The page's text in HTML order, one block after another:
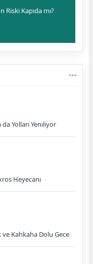
Riski Kapıda mı?
Yolları Yeniliyor
Heyecanı
Kahkaha Dolu Gece